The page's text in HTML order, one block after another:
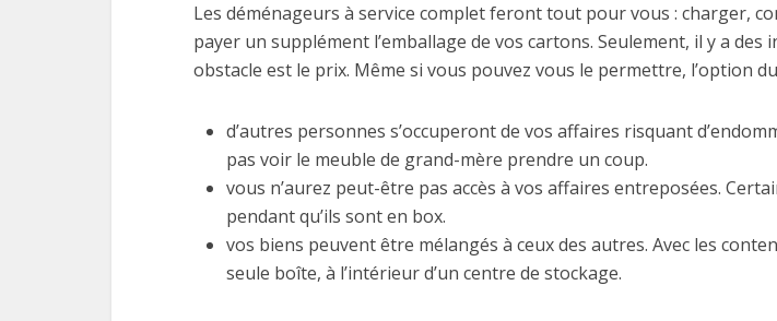
Les déménageurs à service complet feront tout pour vous : charger,
payer un supplément l’emballage de vos cartons. Seulement, il y a
obstacle est le prix. Même si vous pouvez vous le permettre, l’option
d’autres personnes s’occuperont de vos affaires risquant
pas voir le meuble de grand-mère prendre un coup.
vous n’aurez peut-être pas accès à vos affaires entreposées.
pendant qu’ils sont en box.
vos biens peuvent être mélangés à ceux des autres. Avec les
seule boîte, à l’intérieur d’un centre de stockage.